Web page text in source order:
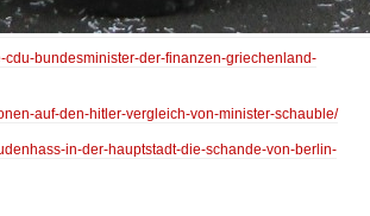
bundesminister-der-finanzen-griechenland-
auf-den-hitler-vergleich-von-minister-schauble/
in-der-hauptstadt-die-schande-von-berlin-